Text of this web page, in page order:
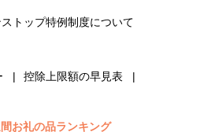
トップ特例制度について
控除上限額の早見表
お礼の品ランキング